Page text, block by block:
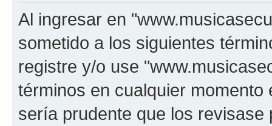
Al ingresar en
sometido a los siguientes
registre y/o use
términos en cualquier
sería prudente que los